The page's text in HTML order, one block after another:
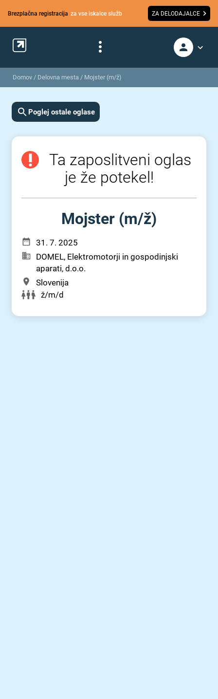
Brezplačna registracija za vse iskalce služb ZA DELODAJALCE
Domov / Delovna mesta / Mojster (m/ž)
Poglej ostale oglase
Ta zaposlitveni oglas
je že potekel!
Mojster (m⁠/⁠ž)
31. 7. 2025
DOMEL, Elektromotorji in gospodinjski
aparati, d.o.o.
Slovenija
ž/m/d